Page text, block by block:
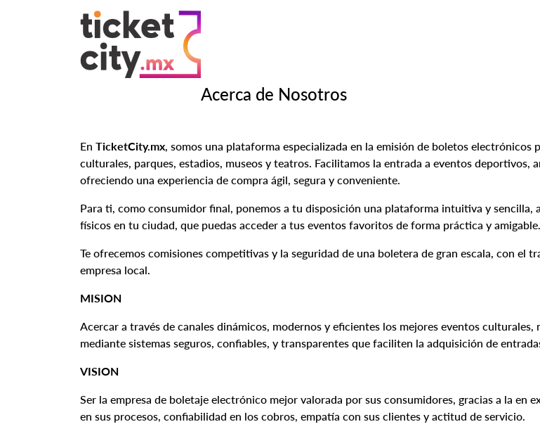
Acerca de Nosotros
En TicketCity.mx, somos una plataforma especializada en la emisión de boletos electrónicos
culturales, parques, estadios, museos y teatros. Facilitamos la entrada a eventos deportivos,
ofreciendo una experiencia de compra ágil, segura y conveniente.
Para ti, como consumidor final, ponemos a tu disposición una plataforma intuitiva y sencilla,
físicos en tu ciudad, que puedas acceder a tus eventos favoritos de forma práctica y amigable.
Te ofrecemos comisiones competitivas y la seguridad de una boletera de gran escala, con el
empresa local.
MISION
Acercar a través de canales dinámicos, modernos y eficientes los mejores eventos culturales,
mediante sistemas seguros, confiables, y transparentes que faciliten la adquisición de
VISION
Ser la empresa de boletaje electrónico mejor valorada por sus consumidores, gracias a la en
en sus procesos, confiabilidad en los cobros, empatía con sus clientes y actitud de servicio.